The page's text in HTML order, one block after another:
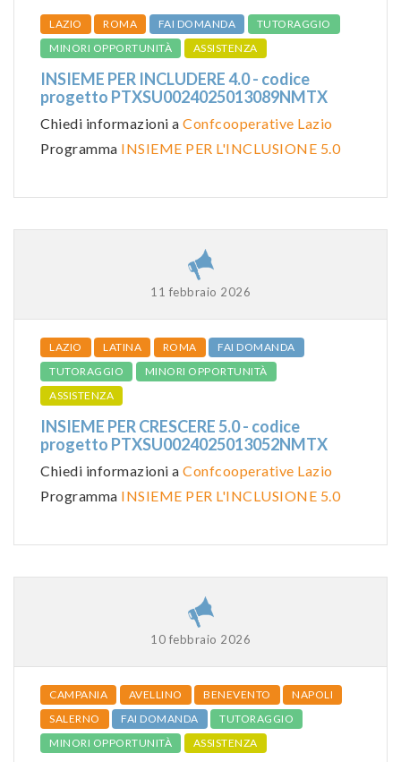
LAZIO ROMA FAI DOMANDA
TUTORAGGIO
MINORI OPPORTUNITÀ
ASSISTENZA
INSIEME PER INCLUDERE 4.0 - codice
progetto PTXSU0024025013089NMTX
Chiedi informazioni a Confcooperative Lazio
Programma INSIEME PER L'INCLUSIONE 5.0
11 febbraio 2026
LAZIO LATINA ROMA
FAI DOMANDA
TUTORAGGIO
MINORI OPPORTUNITÀ
ASSISTENZA
INSIEME PER CRESCERE 5.0 - codice
progetto PTXSU0024025013052NMTX
Chiedi informazioni a Confcooperative Lazio
Programma INSIEME PER L'INCLUSIONE 5.0
10 febbraio 2026
CAMPANIA AVELLINO BENEVENTO
NAPOLI
SALERNO
FAI DOMANDA
TUTORAGGIO
MINORI OPPORTUNITÀ
ASSISTENZA